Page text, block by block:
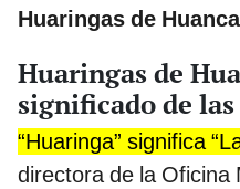
Huaringas de
Huaringas de
significado de
“Huaringa” significa
directora de la Oficina